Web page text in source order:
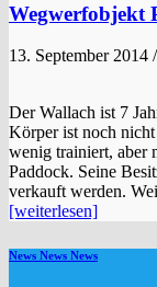
Wegwerfobjekt
13. September 2014
Der Wallach ist 7
Körper ist noch
wenig trainiert, aber
Paddock. Seine
verkauft werden.
[weiterlesen]
News News News